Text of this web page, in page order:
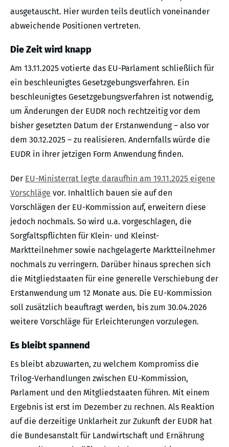
ausgetauscht. Hier wurden teils deutlich voneinander
abweichende Positionen vertreten.
Die Zeit wird knapp
Am 13.11.2025 votierte das EU-Parlament schließlich für
ein beschleunigtes Gesetzgebungsverfahren. Ein
beschleunigtes Gesetzgebungsverfahren ist notwendig,
um Änderungen der EUDR noch rechtzeitig vor dem
bisher gesetzten Datum der Erstanwendung – also vor
dem 30.12.2025 – zu realisieren. Andernfalls würde die
EUDR in ihrer jetzigen Form Anwendung finden.
Der EU-Ministerrat legte daraufhin am 19.11.2025 eigene
Vorschläge vor. Inhaltlich bauen sie auf den
Vorschlägen der EU-Kommission auf, erweitern diese
jedoch nochmals. So wird u.a. vorgeschlagen, die
Sorgfaltspflichten für Klein- und Kleinst-
Marktteilnehmer sowie nachgelagerte Marktteilnehmer
nochmals zu verringern. Darüber hinaus sprechen sich
die Mitgliedstaaten für eine generelle Verschiebung der
Erstanwendung um 12 Monate aus. Die EU-Kommission
soll zusätzlich beauftragt werden, bis zum 30.04.2026
weitere Vorschläge für Erleichterungen vorzulegen.
Es bleibt spannend
Es bleibt abzuwarten, zu welchem Kompromiss die
Trilog-Verhandlungen zwischen EU-Kommission,
Parlament und den Mitgliedstaaten führen. Mit einem
Ergebnis ist erst im Dezember zu rechnen. Als Reaktion
auf die derzeitige Unklarheit zur Zukunft der EUDR hat
die Bundesanstalt für Landwirtschaft und Ernährung